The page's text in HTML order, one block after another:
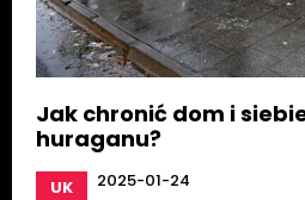
Jak chronić dom i
huraganu?
UK 2025-01-24